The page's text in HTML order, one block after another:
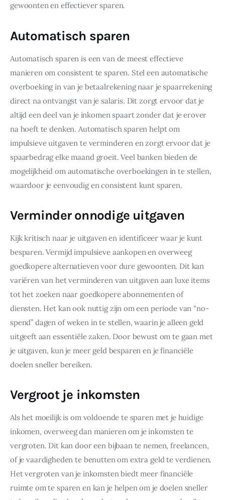
gewoonten en effectiever sparen.
Automatisch sparen
Automatisch sparen is een van de meest effectieve
manieren om consistent te sparen. Stel een automatische
overboeking in van je betaalrekening naar je spaarrekening
direct na ontvangst van je salaris. Dit zorgt ervoor dat je
altijd een deel van je inkomen spaart zonder dat je erover
na hoeft te denken. Automatisch sparen helpt om
impulsieve uitgaven te verminderen en zorgt ervoor dat je
spaarbedrag elke maand groeit. Veel banken bieden de
mogelijkheid om automatische overboekingen in te stellen,
waardoor je eenvoudig en consistent kunt sparen.
Verminder onnodige uitgaven
Kijk kritisch naar je uitgaven en identificeer waar je kunt
besparen. Vermijd impulsieve aankopen en overweeg
goedkopere alternatieven voor dure gewoonten. Dit kan
variëren van het verminderen van uitgaven aan luxe items
tot het zoeken naar goedkopere abonnementen of
diensten. Het kan ook nuttig zijn om een periode van “no-
spend” dagen of weken in te stellen, waarin je alleen geld
uitgeeft aan essentiële zaken. Door bewust om te gaan met
je uitgaven, kun je meer geld besparen en je financiële
doelen sneller bereiken.
Vergroot je inkomsten
Als het moeilijk is om voldoende te sparen met je huidige
inkomen, overweeg dan manieren om je inkomsten te
vergroten. Dit kan door een bijbaan te nemen, freelancen,
of je vaardigheden te benutten om extra geld te verdienen.
Het vergroten van je inkomsten biedt meer financiële
ruimte om te sparen en kan je helpen om je doelen sneller